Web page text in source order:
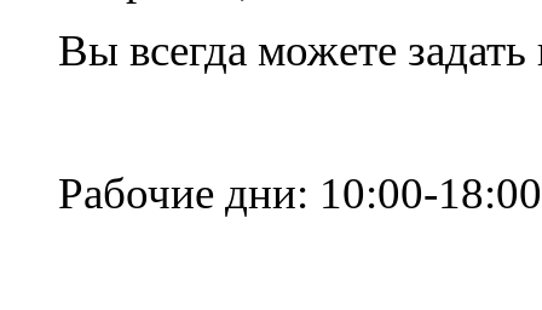
Вы всегда можете
Рабочие дни: 10:00-18:00